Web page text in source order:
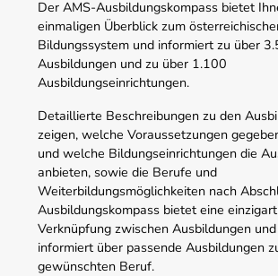
Der AMS-Ausbildungskompass bietet
einmaligen Überblick zum
Bildungssystem und informiert zu über
Ausbildungen und zu über 1.100
Ausbildungseinrichtungen.
Detaillierte Beschreibungen zu den
zeigen, welche Voraussetzungen
und welche Bildungseinrichtungen die
anbieten, sowie die Berufe und
Weiterbildungsmöglichkeiten nach
Ausbildungskompass bietet eine
Verknüpfung zwischen Ausbildungen
informiert über passende Ausbildungen
gewünschten Beruf.